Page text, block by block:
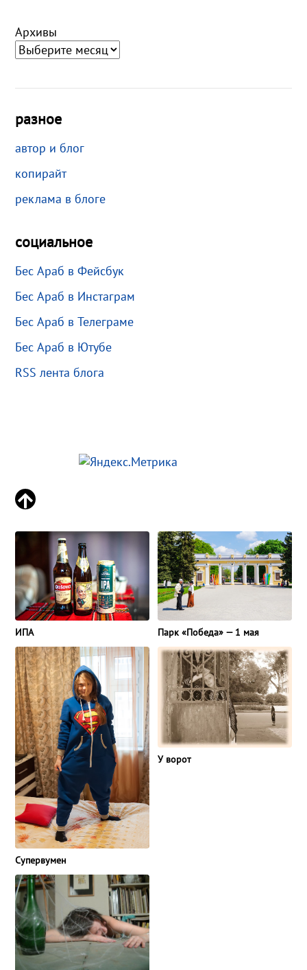
Архивы
разное
автор и блог
копирайт
реклама в блоге
социальное
Бес Араб в Фейсбук
Бес Араб в Инстаграм
Бес Араб в Телеграме
Бес Араб в Ютубе
RSS лента блога
ИПА Парк «Победа» — 1 мая
Супервумен
У ворот